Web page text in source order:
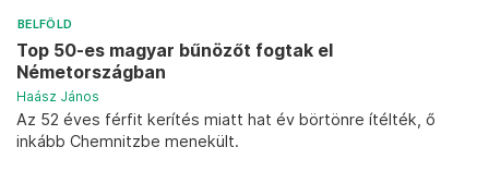
BELFÖLD
Top 50-es magyar bűnözőt fogtak el
Németországban
Haász János
Az 52 éves férfit kerítés miatt hat év börtönre ítélték, ő
inkább Chemnitzbe menekült.